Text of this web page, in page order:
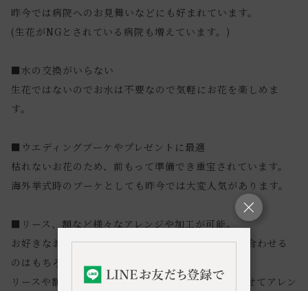
昨今では病院へのお見舞いなどにも好まれています。
(生花がNGとされている病院も増えています。)
■水の交換がいらない
生花ではないのでお水は不要なので気軽にお花を楽しめま
す。
■ウエディングブーケやプレゼントに最適
枯れないお花のため、前もって準備でき重宝されています。
海外挙式時のブーケとしても昨今では大変人気があります。
■リース、額など様々なアレンジや加工が可能。
お好きなお花を選んでいただき、フラワーベースに合わせる
のはもちろん、
リースや額など、お手持ちの様々なアイテムに合わせてアレン